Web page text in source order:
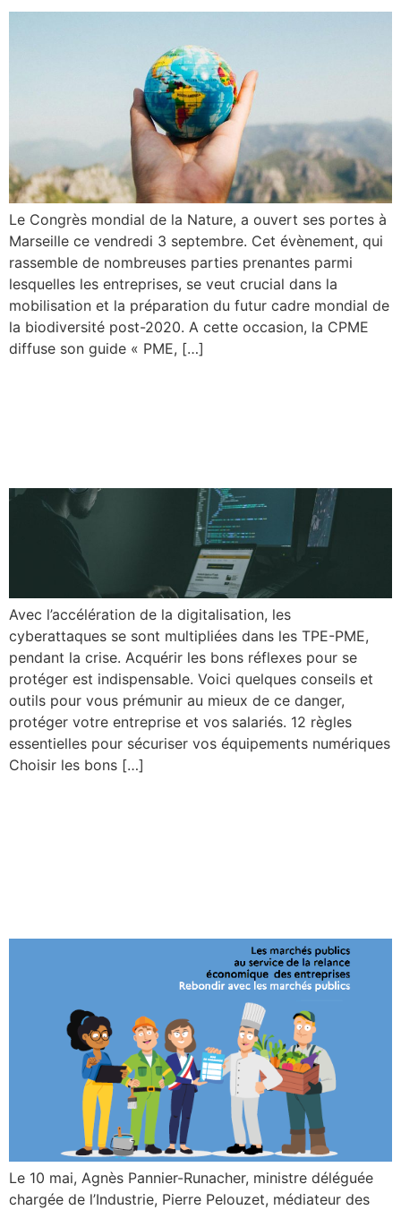
Le Congrès mondial de la Nature, a ouvert ses portes à
Marseille ce vendredi 3 septembre. Cet évènement, qui
rassemble de nombreuses parties prenantes parmi
lesquelles les entreprises, se veut crucial dans la
mobilisation et la préparation du futur cadre mondial de
la biodiversité post-2020. A cette occasion, la CPME
diffuse son guide « PME, […]
Avec l’accélération de la digitalisation, les
cyberattaques se sont multipliées dans les TPE-PME,
pendant la crise. Acquérir les bons réflexes pour se
protéger est indispensable. Voici quelques conseils et
outils pour vous prémunir au mieux de ce danger,
protéger votre entreprise et vos salariés. 12 règles
essentielles pour sécuriser vos équipements numériques
Choisir les bons […]
Le 10 mai, Agnès Pannier-Runacher, ministre déléguée
chargée de l’Industrie, Pierre Pelouzet, médiateur des